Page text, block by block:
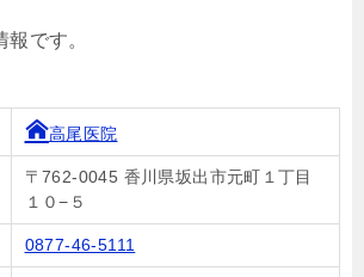
です。
高尾医院
〒762-0045 香川県坂出市元町１丁目
１０−５
0877-46-5111